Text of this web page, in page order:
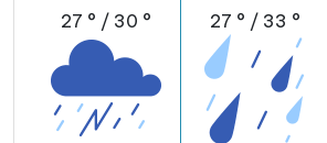
27 ° / 30 °
27 ° / 33 °